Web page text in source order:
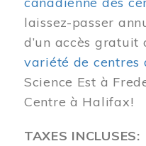
laissez-passer
d’un accès
variété de centres
Science Est à
Centre à Halifax!
TAXES INCLUSES: